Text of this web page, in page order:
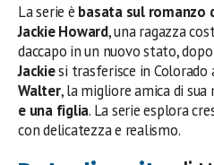
La serie è basata sul romanzo
Jackie Howard, una ragazza
daccapo in un nuovo stato,
Jackiesi trasferisce in Colorado
Walter, la migliore amica di sua
e una figlia. La serie esplora
con delicatezza e realismo.